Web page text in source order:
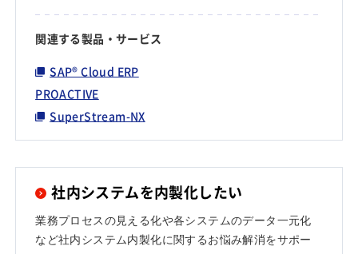
関連する製品・サービス
SAP® Cloud ERP
PROACTIVE
SuperStream-NX
社内システムを内製化したい
業務プロセスの見える化や各システムのデータ一元化
など社内システム内製化に関するお悩み解消をサポー